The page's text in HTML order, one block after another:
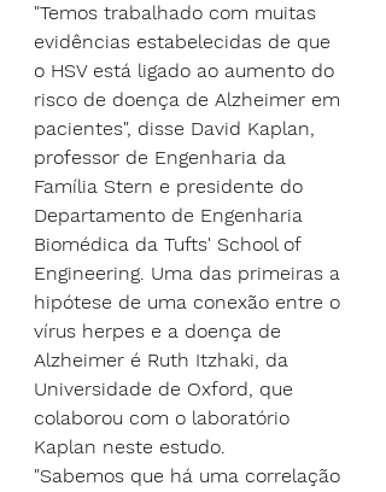
"Temos trabalhado com muitas
evidências estabelecidas de que
o HSV está ligado ao aumento do
risco de doença de Alzheimer em
pacientes", disse David Kaplan,
professor de Engenharia da
Família Stern e presidente do
Departamento de Engenharia
Biomédica da Tufts' School of
Engineering. Uma das primeiras a
hipótese de uma conexão entre o
vírus herpes e a doença de
Alzheimer é Ruth Itzhaki, da
Universidade de Oxford, que
colaborou com o laboratório
Kaplan neste estudo.
"Sabemos que há uma correlação